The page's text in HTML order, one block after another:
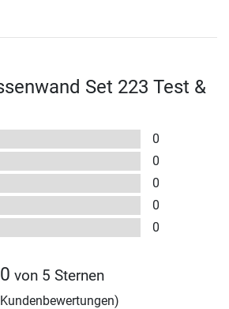
Set 223 Test &
0
0
0
0
0
0 von 5 Sternen